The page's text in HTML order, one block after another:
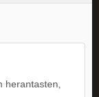
herantasten,